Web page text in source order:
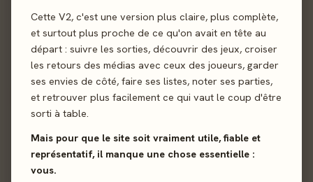
Cette V2, c'est une version plus claire, plus complète,
et surtout plus proche de ce qu'on avait en tête au
départ : suivre les sorties, découvrir des jeux, croiser
les retours des médias avec ceux des joueurs, garder
ses envies de côté, faire ses listes, noter ses parties,
et retrouver plus facilement ce qui vaut le coup d'être
sorti à table.
Mais pour que le site soit vraiment utile, fiable et
représentatif, il manque une chose essentielle :
vous.
Envoyer